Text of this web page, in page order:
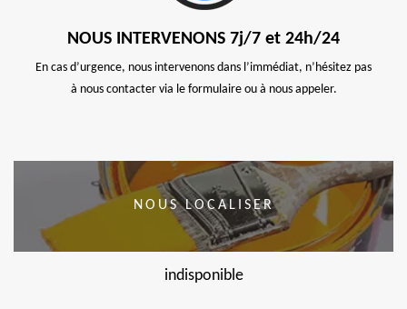
NOUS INTERVENONS 7j/7 et 24h/24
En cas d’urgence, nous intervenons dans l’immédiat, n’hésitez pas
à nous contacter via le formulaire ou à nous appeler.
NOUS LOCALISER
indisponible